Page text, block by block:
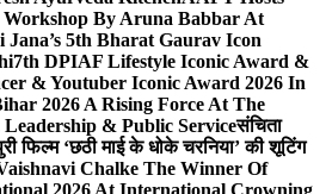
By Aruna Babbar At
Jana’s 5th Bharat Gaurav Icon
7th DPIAF Lifestyle Iconic Award &
& Youtuber Iconic Award 2026 In
2026 A Rising Force At The
Leadership & Public Serviceसंचिता
फिल्म ‘छठी माई के धोके चरनिया’ की शूटिंग
Chalke The Winner Of
2026 At International Crowning